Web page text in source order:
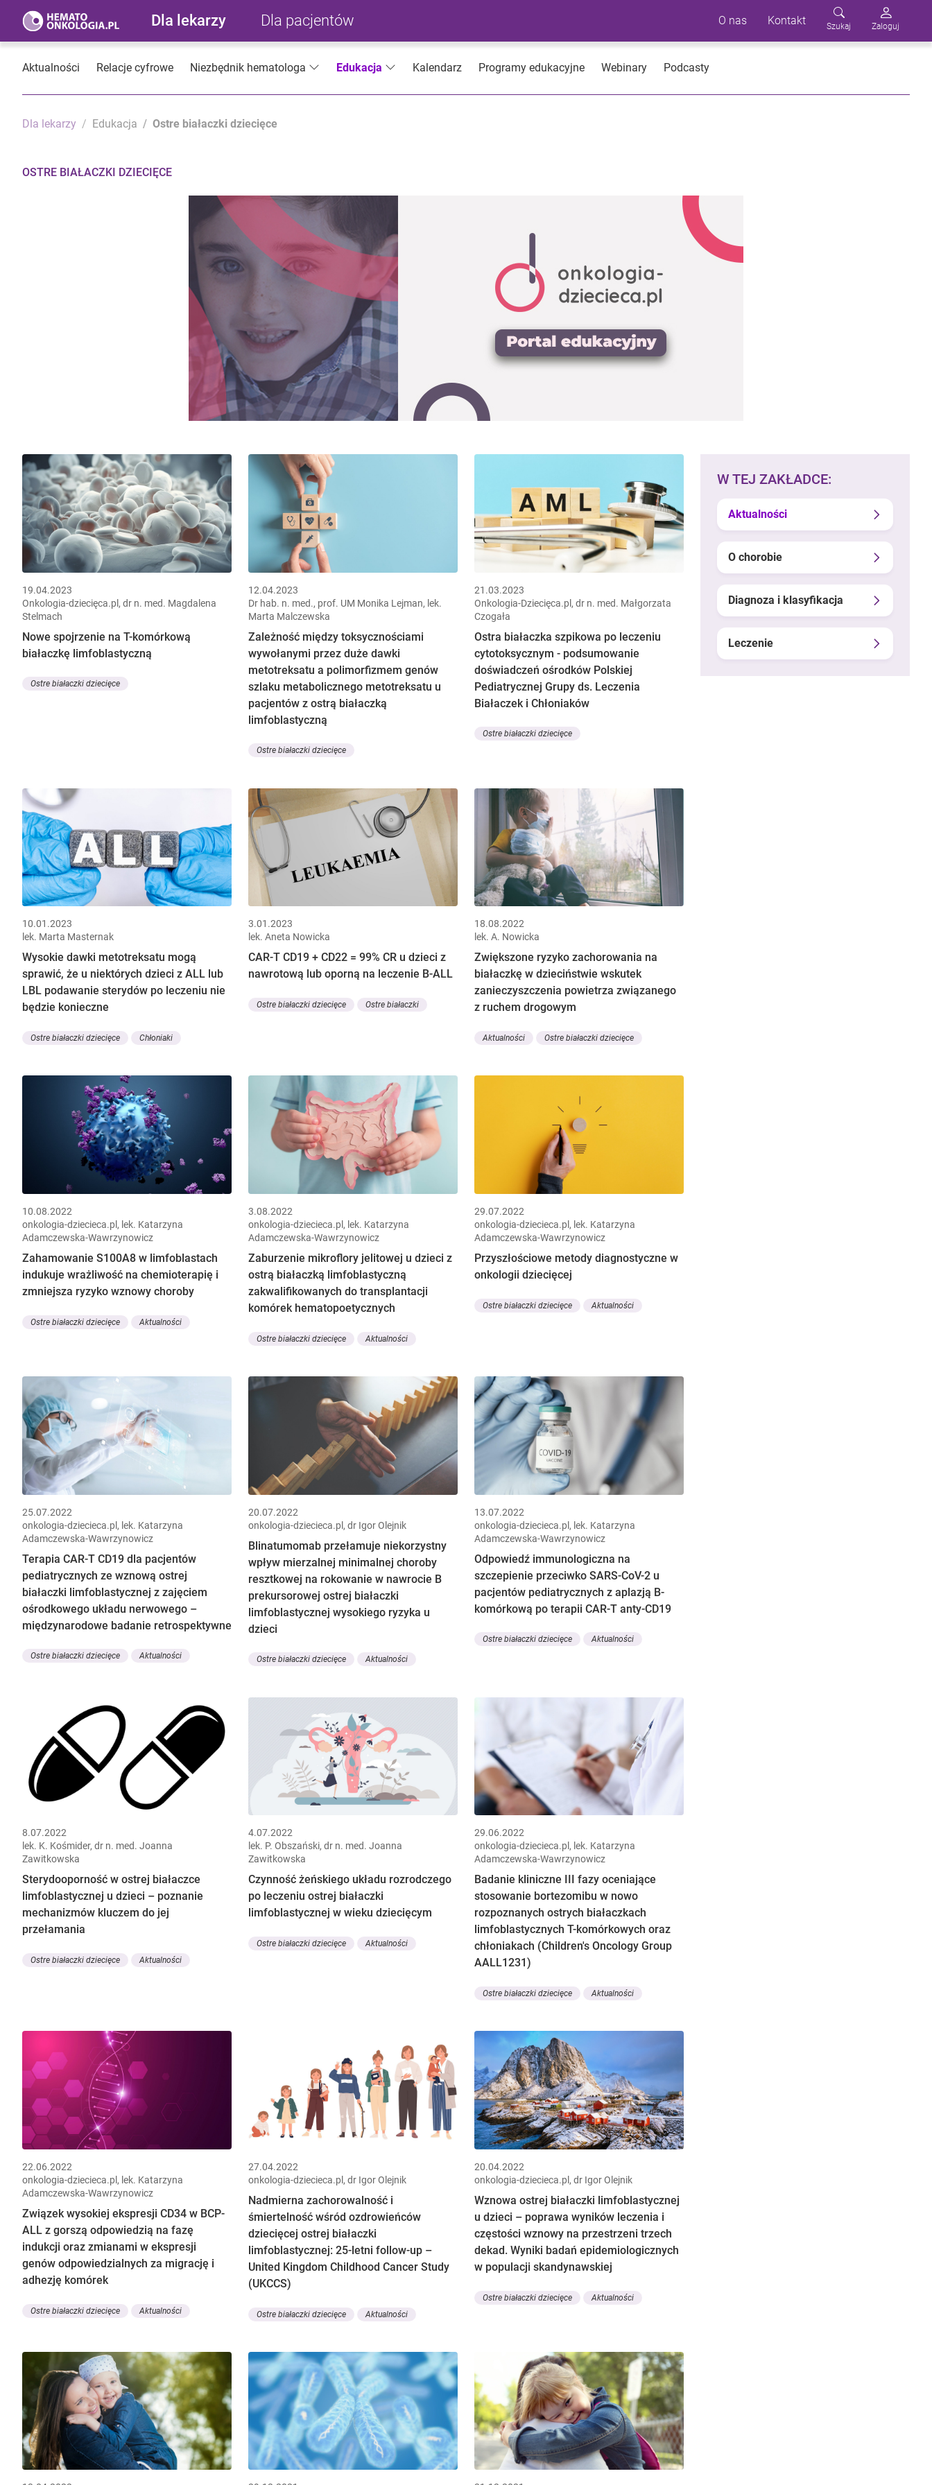
Dla lekarzy Dla pacjentów O nas Kontakt Szukaj Zaloguj
Aktualności Relacje cyfrowe Niezbędnik hematologa Edukacja Kalendarz Programy edukacyjne Webinary Podcasty
Dla lekarzy Edukacja Ostre białaczki dziecięce
OSTRE BIAŁACZKI DZIECIĘCE
19.04.2023
Onkologia-dziecięca.pl, dr n. med. Magdalena
Stelmach
Nowe spojrzenie na T-komórkową
białaczkę limfoblastyczną
Ostre białaczki dziecięce
12.04.2023
Dr hab. n. med., prof. UM Monika Lejman, lek.
Marta Malczewska
Zależność między toksycznościami
wywołanymi przez duże dawki
metotreksatu a polimorfizmem genów
szlaku metabolicznego metotreksatu u
pacjentów z ostrą białaczką
limfoblastyczną
Ostre białaczki dziecięce
21.03.2023
Onkologia-Dziecięca.pl, dr n. med. Małgorzata
Czogała
Ostra białaczka szpikowa po leczeniu
cytotoksycznym - podsumowanie
doświadczeń ośrodków Polskiej
Pediatrycznej Grupy ds. Leczenia
Białaczek i Chłoniaków
Ostre białaczki dziecięce
10.01.2023
lek. Marta Masternak
Wysokie dawki metotreksatu mogą
sprawić, że u niektórych dzieci z ALL lub
LBL podawanie sterydów po leczeniu nie
będzie konieczne
Ostre białaczki dziecięce Chłoniaki
3.01.2023
lek. Aneta Nowicka
CAR-T CD19 + CD22 = 99% CR u dzieci z
nawrotową lub oporną na leczenie B-ALL
Ostre białaczki dziecięce Ostre białaczki
18.08.2022
lek. A. Nowicka
Zwiększone ryzyko zachorowania na
białaczkę w dzieciństwie wskutek
zanieczyszczenia powietrza związanego
z ruchem drogowym
Aktualności Ostre białaczki dziecięce
10.08.2022
onkologia-dziecieca.pl, lek. Katarzyna
Adamczewska-Wawrzynowicz
Zahamowanie S100A8 w limfoblastach
indukuje wrażliwość na chemioterapię i
zmniejsza ryzyko wznowy choroby
Ostre białaczki dziecięce Aktualności
3.08.2022
onkologia-dziecieca.pl, lek. Katarzyna
Adamczewska-Wawrzynowicz
Zaburzenie mikroflory jelitowej u dzieci z
ostrą białaczką limfoblastyczną
zakwalifikowanych do transplantacji
komórek hematopoetycznych
Ostre białaczki dziecięce Aktualności
29.07.2022
onkologia-dziecieca.pl, lek. Katarzyna
Adamczewska-Wawrzynowicz
Przyszłościowe metody diagnostyczne w
onkologii dziecięcej
Ostre białaczki dziecięce Aktualności
25.07.2022
onkologia-dziecieca.pl, lek. Katarzyna
Adamczewska-Wawrzynowicz
Terapia CAR-T CD19 dla pacjentów
pediatrycznych ze wznową ostrej
białaczki limfoblastycznej z zajęciem
ośrodkowego układu nerwowego –
międzynarodowe badanie retrospektywne
Ostre białaczki dziecięce Aktualności
20.07.2022
onkologia-dziecieca.pl, dr Igor Olejnik
Blinatumomab przełamuje niekorzystny
wpływ mierzalnej minimalnej choroby
resztkowej na rokowanie w nawrocie B
prekursorowej ostrej białaczki
limfoblastycznej wysokiego ryzyka u
dzieci
Ostre białaczki dziecięce Aktualności
13.07.2022
onkologia-dziecieca.pl, lek. Katarzyna
Adamczewska-Wawrzynowicz
Odpowiedź immunologiczna na
szczepienie przeciwko SARS-CoV-2 u
pacjentów pediatrycznych z aplazją B-
komórkową po terapii CAR-T anty-CD19
Ostre białaczki dziecięce Aktualności
8.07.2022
lek. K. Kośmider, dr n. med. Joanna
Zawitkowska
Sterydooporność w ostrej białaczce
limfoblastycznej u dzieci – poznanie
mechanizmów kluczem do jej
przełamania
Ostre białaczki dziecięce Aktualności
4.07.2022
lek. P. Obszański, dr n. med. Joanna
Zawitkowska
Czynność żeńskiego układu rozrodczego
po leczeniu ostrej białaczki
limfoblastycznej w wieku dziecięcym
Ostre białaczki dziecięce Aktualności
29.06.2022
onkologia-dziecieca.pl, lek. Katarzyna
Adamczewska-Wawrzynowicz
Badanie kliniczne III fazy oceniające
stosowanie bortezomibu w nowo
rozpoznanych ostrych białaczkach
limfoblastycznych T-komórkowych oraz
chłoniakach (Children's Oncology Group
AALL1231)
Ostre białaczki dziecięce Aktualności
22.06.2022
onkologia-dziecieca.pl, lek. Katarzyna
Adamczewska-Wawrzynowicz
Związek wysokiej ekspresji CD34 w BCP-
ALL z gorszą odpowiedzią na fazę
indukcji oraz zmianami w ekspresji
genów odpowiedzialnych za migrację i
adhezję komórek
Ostre białaczki dziecięce Aktualności
27.04.2022
onkologia-dziecieca.pl, dr Igor Olejnik
Nadmierna zachorowalność i
śmiertelność wśród ozdrowieńców
dziecięcej ostrej białaczki
limfoblastycznej: 25-letni follow-up –
United Kingdom Childhood Cancer Study
(UKCCS)
Ostre białaczki dziecięce Aktualności
20.04.2022
onkologia-dziecieca.pl, dr Igor Olejnik
Wznowa ostrej białaczki limfoblastycznej
u dzieci – poprawa wyników leczenia i
częstości wznowy na przestrzeni trzech
dekad. Wyniki badań epidemiologicznych
w populacji skandynawskiej
Ostre białaczki dziecięce Aktualności
W TEJ ZAKŁADCE:
Aktualności
O chorobie
Diagnoza i klasyfikacja
Leczenie